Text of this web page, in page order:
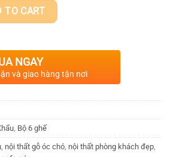
BANK 155 quantity
TO CART
NGAY
và giao hàng tận nơi
, Bộ 6 ghế
, nội thất gỗ óc chó, nội thất phòng khách đẹp,